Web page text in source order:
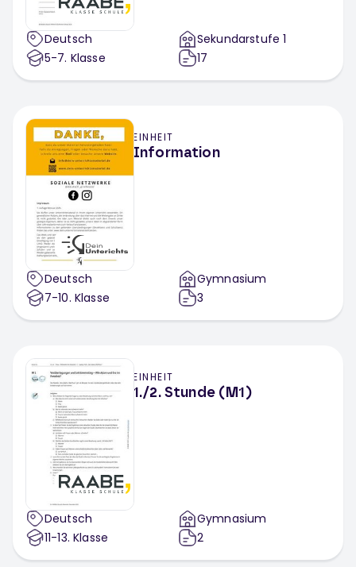
Deutsch
5-7. Klasse
Sekundarstufe 1
17
EINHEIT
Information
Deutsch
7-10. Klasse
Gymnasium
3
EINHEIT
1./2. Stunde (M1)
Deutsch
11-13. Klasse
Gymnasium
2